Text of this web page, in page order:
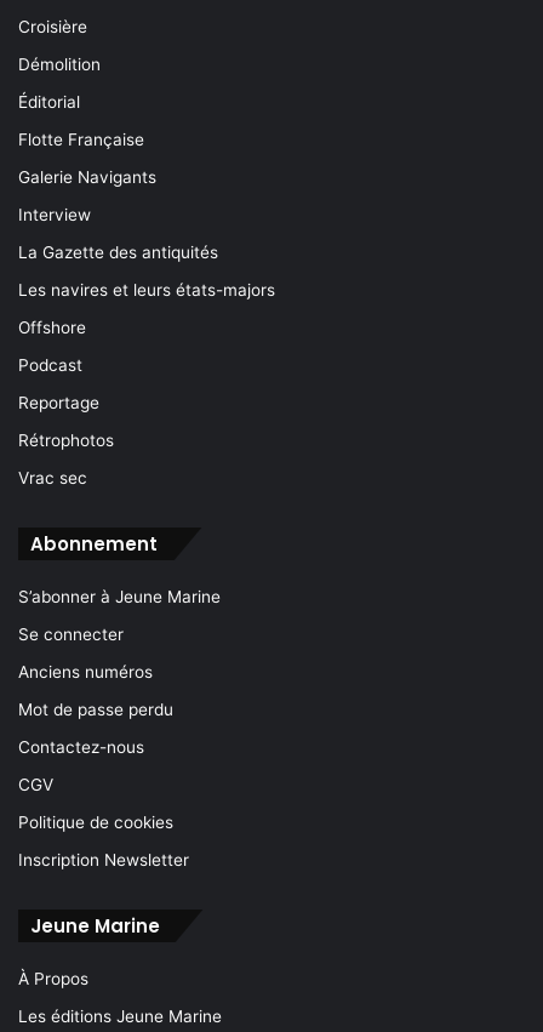
Croisière
Démolition
Éditorial
Flotte Française
Galerie Navigants
Interview
La Gazette des antiquités
Les navires et leurs états-majors
Offshore
Podcast
Reportage
Rétrophotos
Vrac sec
Abonnement
S’abonner à Jeune Marine
Se connecter
Anciens numéros
Mot de passe perdu
Contactez-nous
CGV
Politique de cookies
Inscription Newsletter
Jeune Marine
À Propos
Les éditions Jeune Marine